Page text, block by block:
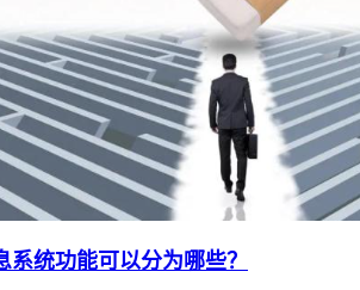
系统功能可以分为哪些？